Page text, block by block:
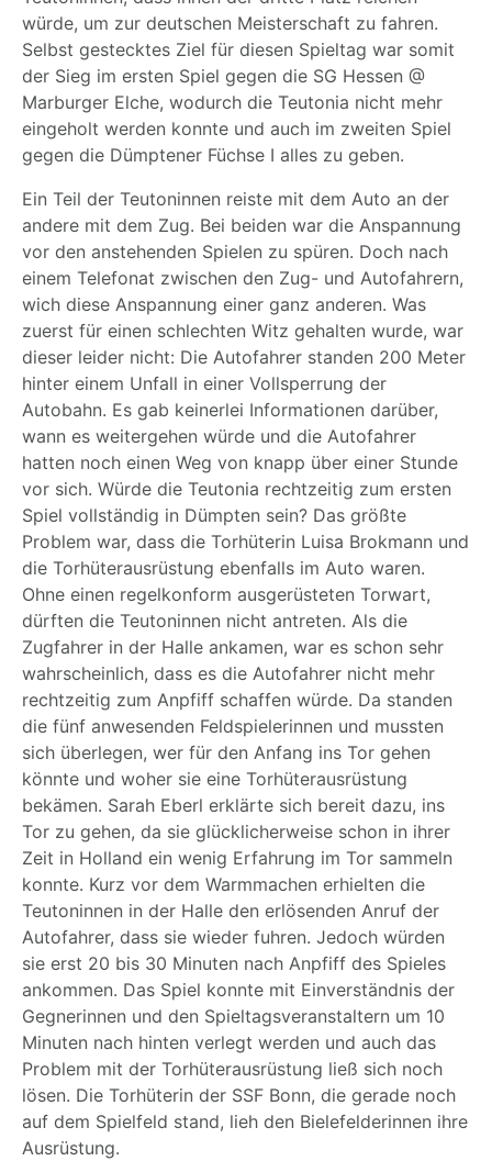
würde, um zur deutschen Meisterschaft zu fahren.
Selbst gestecktes Ziel für diesen Spieltag war somit
der Sieg im ersten Spiel gegen die SG Hessen @
Marburger Elche, wodurch die Teutonia nicht mehr
eingeholt werden konnte und auch im zweiten Spiel
gegen die Dümptener Füchse I alles zu geben.
Ein Teil der Teutoninnen reiste mit dem Auto an der
andere mit dem Zug. Bei beiden war die Anspannung
vor den anstehenden Spielen zu spüren. Doch nach
einem Telefonat zwischen den Zug- und Autofahrern,
wich diese Anspannung einer ganz anderen. Was
zuerst für einen schlechten Witz gehalten wurde, war
dieser leider nicht: Die Autofahrer standen 200 Meter
hinter einem Unfall in einer Vollsperrung der
Autobahn. Es gab keinerlei Informationen darüber,
wann es weitergehen würde und die Autofahrer
hatten noch einen Weg von knapp über einer Stunde
vor sich. Würde die Teutonia rechtzeitig zum ersten
Spiel vollständig in Dümpten sein? Das größte
Problem war, dass die Torhüterin Luisa Brokmann und
die Torhüterausrüstung ebenfalls im Auto waren.
Ohne einen regelkonform ausgerüsteten Torwart,
dürften die Teutoninnen nicht antreten. Als die
Zugfahrer in der Halle ankamen, war es schon sehr
wahrscheinlich, dass es die Autofahrer nicht mehr
rechtzeitig zum Anpfiff schaffen würde. Da standen
die fünf anwesenden Feldspielerinnen und mussten
sich überlegen, wer für den Anfang ins Tor gehen
könnte und woher sie eine Torhüterausrüstung
bekämen. Sarah Eberl erklärte sich bereit dazu, ins
Tor zu gehen, da sie glücklicherweise schon in ihrer
Zeit in Holland ein wenig Erfahrung im Tor sammeln
konnte. Kurz vor dem Warmmachen erhielten die
Teutoninnen in der Halle den erlösenden Anruf der
Autofahrer, dass sie wieder fuhren. Jedoch würden
sie erst 20 bis 30 Minuten nach Anpfiff des Spieles
ankommen. Das Spiel konnte mit Einverständnis der
Gegnerinnen und den Spieltagsveranstaltern um 10
Minuten nach hinten verlegt werden und auch das
Problem mit der Torhüterausrüstung ließ sich noch
lösen. Die Torhüterin der SSF Bonn, die gerade noch
auf dem Spielfeld stand, lieh den Bielefelderinnen ihre
Ausrüstung.